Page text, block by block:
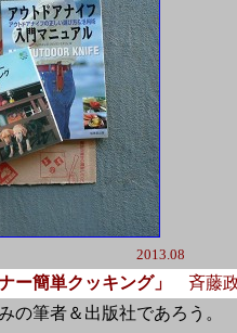
2013.08
ー簡単クッキング」
斉藤
の筆者＆出版社であろう。